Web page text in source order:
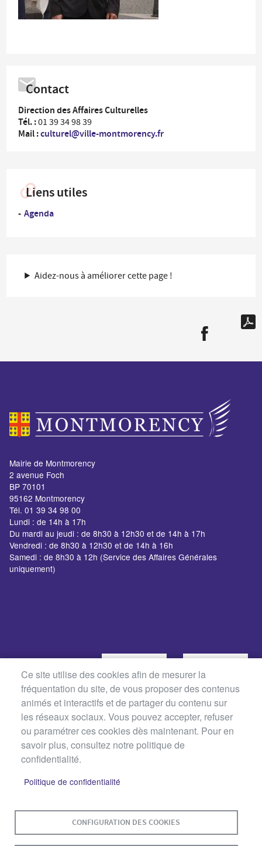
Contact
Direction des Affaires Culturelles
Tél. :01 39 34 98 39
Mail :culturel@ville-montmorency.fr
Liens utiles
Agenda
Aidez-nous à améliorer cette page !
Mairie de Montmorency
2 avenue Foch
BP 70101
95162 Montmorency
Tél. 01 39 34 98 00
Lundi : de 14h à 17h
Du mardi au jeudi : de 8h30 à 12h30 et de 14h à 17h
Vendredi : de 8h30 à 12h30 et de 14h à 16h
Samedi : de 8h30 à 12h (Service des Affaires Générales
uniquement)
Ce site utilise des cookies afin de mesurer la
fréquentation du site, de vous proposer des contenus
animés et interactifs et de partager du contenu sur
les réseaux sociaux. Vous pouvez accepter, refuser
ou paramétrer ces cookies dès maintenant. Pour en
savoir plus, consultez notre politique de
confidentialité.
Politique de confidentialité
CONFIGURATION DES COOKIES
MENU PLAN DU SITE
DONNÉES PERSONNELLES
ACCESSIBILITÉ : NON CONFORME COOKIES
S'IDENTIFIER